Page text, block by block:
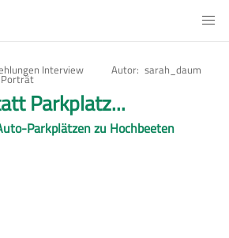
Interview Autor sarah_daum
Parkplatz...
Parkplätzen zu Hochbeeten